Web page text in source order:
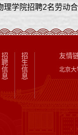
理学院招聘2名劳动
招
聘
信
息
招
生
信
息
友情
北京大